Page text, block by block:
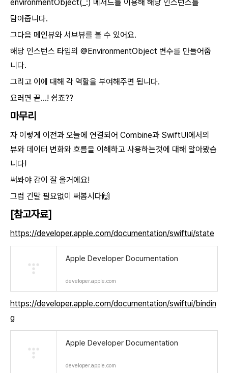
environmentObject(_:) 메서드를 이용해 해당 인스턴스를
담아줍니다.
그다음 메인뷰와 서브뷰를 볼 수 있어요.
해당 인스턴스 타입의 @EnvironmentObject 변수를 만들어줍
니다.
그리고 이에 대해 각 역할을 부여해주면 됩니다.
요러면 끝...! 쉽죠??
마무리
자 이렇게 이전과 오늘에 연결되어 Combine과 SwiftUI에서의
뷰와 데이터 변화와 흐름을 이해하고 사용하는것에 대해 알아봤습
니다!
써봐야 감이 잘 올거에요!
그럼 긴말 필요없이 써봅시다🙌
[참고자료]
https://developer.apple.com/documentation/swiftui/state
Apple Developer Documentation
developer.apple.com
https://developer.apple.com/documentation/swiftui/bindin
g
Apple Developer Documentation
developer.apple.com